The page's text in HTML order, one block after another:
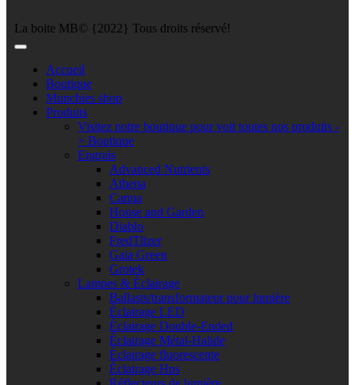
La boite MB© {2022} Tous droits réservé!
Accueil
Boutique
Munchies shop
Produits
Visitez notre boutique pour voit toutes nos produits -
> Boutique
Engrais
Advanced Nutrients
Athena
Canna
House and Garden
Diablo
FredTlizer
Gaia Green
Grotek
Lampes & Éclairage
Ballasts/transformateur pour lumière
Éclairage LED
Éclairage Double-Ended
Éclairage Métal-Halide
Éclairage fluorescente
Éclairage Hps